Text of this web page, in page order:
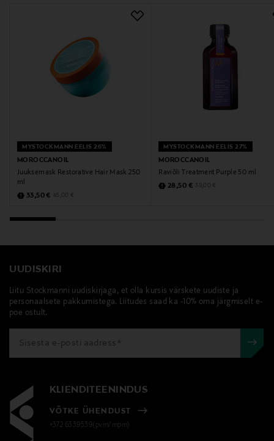
MYSTOCKMANN EELIS 26%
MOROCCANOIL
Juuksemask Restorative Hair Mask 250
ml
Discounted Price
33,50 € Original Price
45,00 €
MYSTOCKMANN EELIS 27%
MOROCCANOIL
Raviõli Treatment Purple 50 ml
Discounted Price
28,50 € Original Price
39,00 €
UUDISKIRI
Liitu Stockmanni uudiskirjaga, et olla kursis värskete uudiste ja
personaalsete pakkumistega. Liitudes saad ka -10% oma järgmiselt e-
poe ostult.
KLIENDITEENINDUS
VÕTKE ÜHENDUST
+372 6339539(pvm/mpm)